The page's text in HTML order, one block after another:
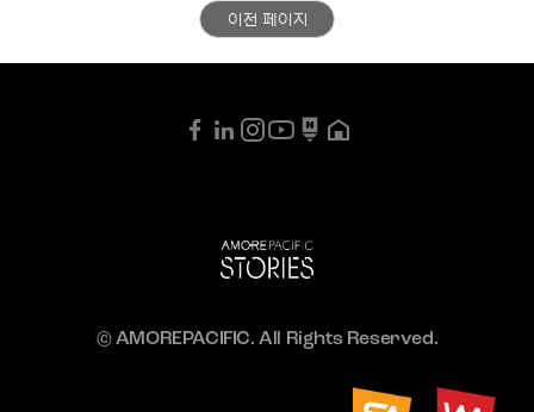
이전 페이지
© AMOREPACIFIC. All Rights Reserved.